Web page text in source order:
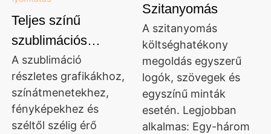
Teljes színű
szublimációs
nyomtatás
A szublimáció
részletes grafikákhoz,
színátmenetekhez,
fényképekhez és
széltől szélig érő
Szitanyomás
A szitanyomás
költséghatékony
megoldás egyszerű
logók, szövegek és
egyszínű minták
esetén. Legjobban
alkalmas: Egy-három